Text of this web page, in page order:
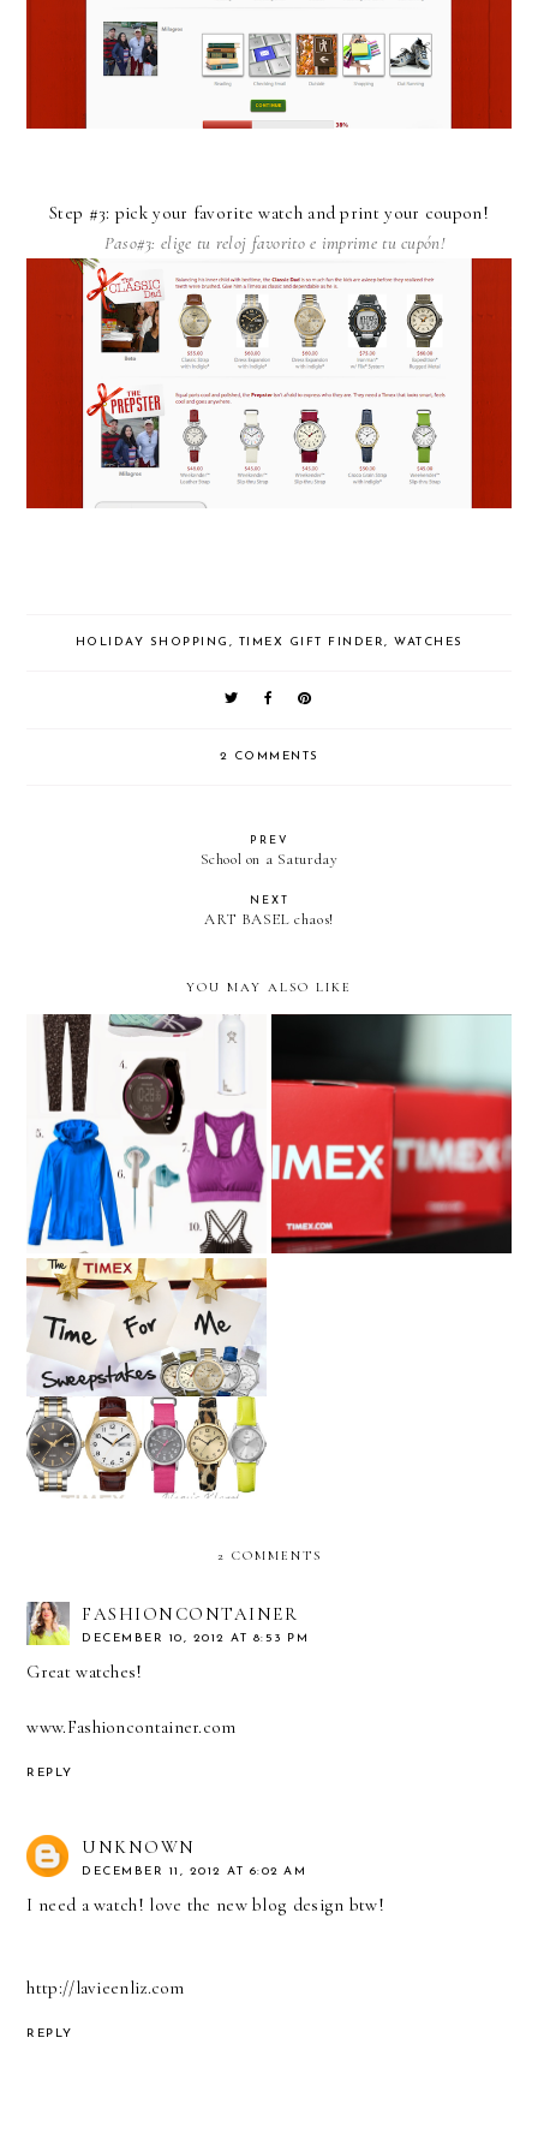
Step #3: pick your favorite watch and print your coupon!
Paso#3: elige tu reloj favorito e imprime tu cupón!
HOLIDAY SHOPPING , TIMEX GIFT FINDER, WATCHES
2 COMMENTS
PREV
School on a Saturday
NEXT
ART BASEL chaos!
YOU MAY ALSO LIKE
Holiday Gift Guide: For
Fitness Lovers…with
Athleta...
TIMEX GIFT FINDER...
TIMEX: Time for me
2 COMMENTS
FASHIONCONTAINER
DECEMBER 10, 2012 AT 8:53 PM
Great watches!
www.Fashioncontainer.com
REPLY
UNKNOWN
DECEMBER 11, 2012 AT 6:02 AM
I need a watch! love the new blog design btw!
http://lavieenliz.com
REPLY